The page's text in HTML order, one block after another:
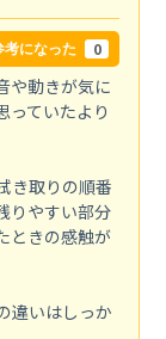
考になった 0
や動きが気に
っていたより
き取りの順番
りやすい部分
ときの感触が
違いはしっか